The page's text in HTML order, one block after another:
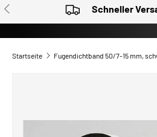
VORHERIGE Schneller
Startseite Fugendichtband 50/7-15 mm,